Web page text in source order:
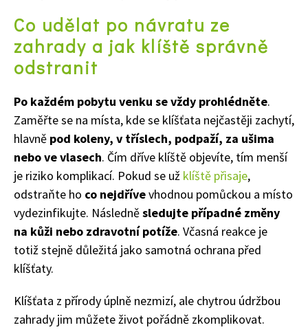
65 Kč
Co udělat po návratu ze
zahrady a jak klíště správně
odstranit
Po každém pobytu venku se vždy prohlédněte.
Zaměřte se na místa, kde se klíšťata nejčastěji zachytí,
hlavně pod koleny, v tříslech, podpaží, za ušima
nebo ve vlasech. Čím dříve klíště objevíte, tím menší
je riziko komplikací. Pokud se už klíště přisaje,
odstraňte ho co nejdřívevhodnou pomůckou a místo
vydezinfikujte. Následněsledujte případné změny
na kůži nebo zdravotní potíže. Včasná reakce je
totiž stejně důležitá jako samotná ochrana před
klíšťaty.
Klíšťata z přírody úplně nezmizí, ale chytrou údržbou
zahrady jim můžete život pořádně zkomplikovat.